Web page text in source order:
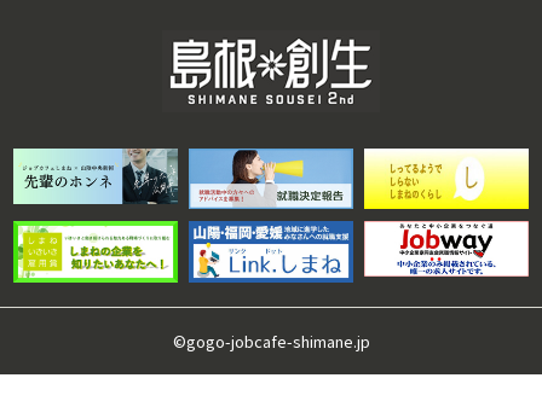
©gogo-jobcafe-shimane.jp